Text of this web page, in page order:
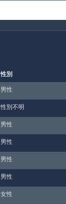
性別
男性
性別不明
男性
男性
男性
男性
女性